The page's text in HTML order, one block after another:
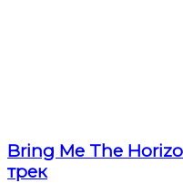
Bring Me The
трек